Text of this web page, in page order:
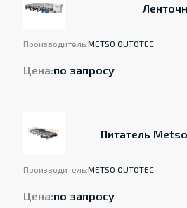
Производитель:METSO OUTOTEC
Цена:по запросу
Питатель
Производитель:METSO OUTOTEC
Цена:по запросу